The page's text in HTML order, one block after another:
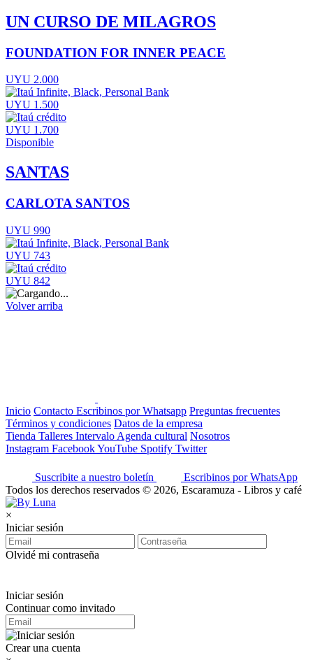
UN CURSO DE MILAGROS
FOUNDATION FOR INNER PEACE
UYU 2.000
UYU 1.500
UYU 1.700
Disponible
SANTAS
CARLOTA SANTOS
UYU 990
UYU 743
UYU 842
Volver arriba
Inicio Contacto Escribinos por Whatsapp Preguntas frecuentes
Términos y condiciones Datos de la empresa
Tienda Talleres Intervalo Agenda cultural Nosotros
Instagram FacebookYouTube Spotify Twitter
Suscribite a nuestro boletín
Escribinos por WhatsApp
Todos los derechos reservados © 2026, Escaramuza - Libros y café
×
Iniciar sesión
Olvidé mi contraseña
Iniciar sesión
Continuar como invitado
Crear una cuenta